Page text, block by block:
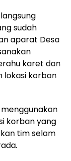
sudah
aparat Desa
karet dan
lokasi korban
korban yang
tim selam